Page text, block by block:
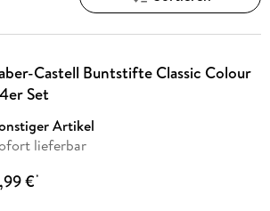
Castell Buntstifte Classic Colour
Set
Artikel
lieferbar
€*